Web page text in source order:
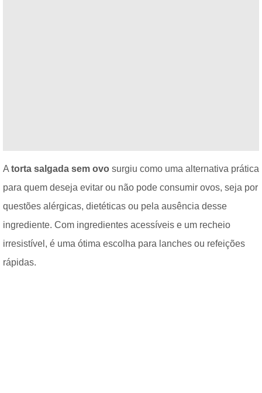
Atorta salgada sem ovo surgiu como uma alternativa prática
para quem deseja evitar ou não pode consumir ovos, seja por
questões alérgicas, dietéticas ou pela ausência desse
ingrediente. Com ingredientes acessíveis e um recheio
irresistível, é uma ótima escolha para lanches ou refeições
rápidas.